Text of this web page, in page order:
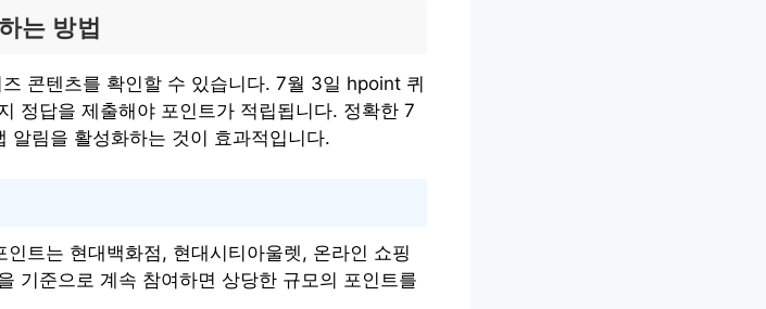
는 방법
콘텐츠를 확인할 수 있습니다. 7월 3일 hpoint 퀴
정답을 제출해야 포인트가 적립됩니다. 정확한 7
림을 활성화하는 것이 효과적입니다.
트는 현대백화점, 현대시티아울렛, 온라인 쇼핑
기준으로 계속 참여하면 상당한 규모의 포인트를